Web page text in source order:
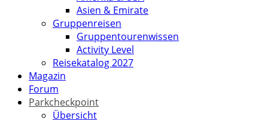
Asien & Emirate
Gruppenreisen
Gruppentourenwissen
Activity Level
Reisekatalog 2027
Magazin
Forum
Parkcheckpoint
Übersicht